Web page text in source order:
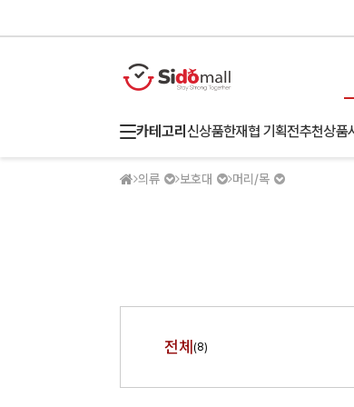
카테고리 신상품한재협 기획전추천상품
의류 보호대 머리/목
전체 (8)